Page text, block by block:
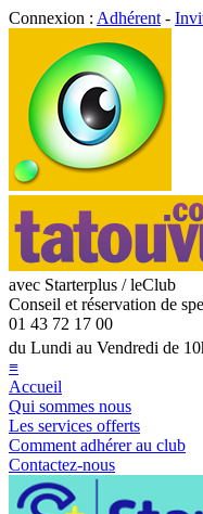
Connexion : Adhérent -
avec Starterplus / leClub
Conseil et réservation de
01 43 72 17 00
du Lundi au Vendredi de
≡
Accueil
Qui sommes nous
Les services offerts
Comment adhérer au club
Contactez-nous